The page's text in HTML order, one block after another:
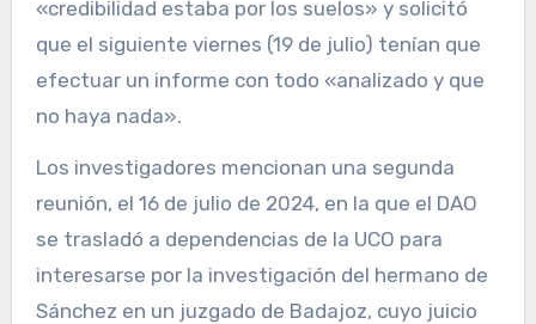
«credibilidad estaba por los suelos» y solicitó
que el siguiente viernes (19 de julio) tenían que
efectuar un informe con todo «analizado y que
no haya nada».
Los investigadores mencionan una segunda
reunión, el 16 de julio de 2024, en la que el DAO
se trasladó a dependencias de la UCO para
interesarse por la investigación del hermano de
Sánchez en un juzgado de Badajoz, cuyo juicio